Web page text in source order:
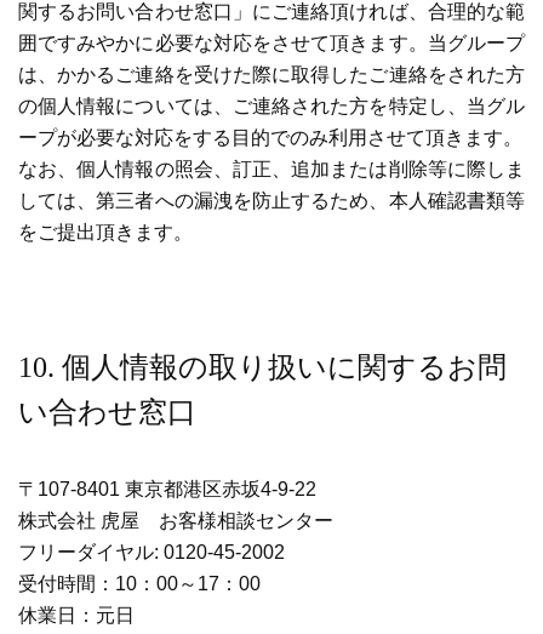
関するお問い合わせ窓口」にご連絡頂ければ、合理的な範
囲ですみやかに必要な対応をさせて頂きます。当グループ
は、かかるご連絡を受けた際に取得したご連絡をされた方
の個人情報については、ご連絡された方を特定し、当グル
ープが必要な対応をする目的でのみ利用させて頂きます。
なお、個人情報の照会、訂正、追加または削除等に際しま
しては、第三者への漏洩を防止するため、本人確認書類等
をご提出頂きます。
10. 個人情報の取り扱いに関するお問
い合わせ窓口
〒107-8401 東京都港区赤坂4-9-22
株式会社 虎屋 お客様相談センター
フリーダイヤル: 0120-45-2002
受付時間：10：00～17：00
休業日：元日